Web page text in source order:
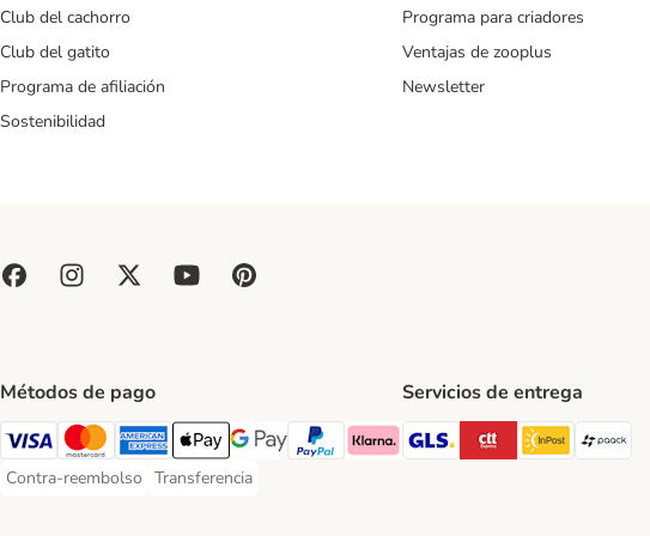
Club del cachorro
Club del gatito
Programa de afiliación
Sostenibilidad
Programa para criadores
Ventajas de zooplus
Newsletter
Métodos de pago
Visa Payment Method
Mastercard Payment Method
American Express Payment Method
Apple Pay Payment Method
Google Pay Payment Method
PayPal Payment Method
Klarna Payment Method
Contra-reembolso
Contra-reembolso Payment Method
Transferencia
Transferencia Payment Method
Servicios de entrega
GLS Shipping Method
CTTExpressInPost